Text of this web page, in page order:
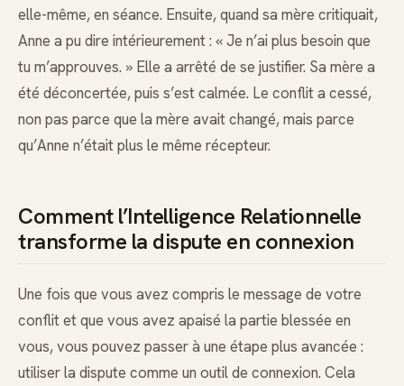
elle-même, en séance. Ensuite, quand sa mère critiquait,
Anne a pu dire intérieurement : « Je n’ai plus besoin que
tu m’approuves. » Elle a arrêté de se justifier. Sa mère a
été déconcertée, puis s’est calmée. Le conflit a cessé,
non pas parce que la mère avait changé, mais parce
qu’Anne n’était plus le même récepteur.
Comment l’Intelligence Relationnelle
transforme la dispute en connexion
Une fois que vous avez compris le message de votre
conflit et que vous avez apaisé la partie blessée en
vous, vous pouvez passer à une étape plus avancée :
utiliser la dispute comme un outil de connexion. Cela